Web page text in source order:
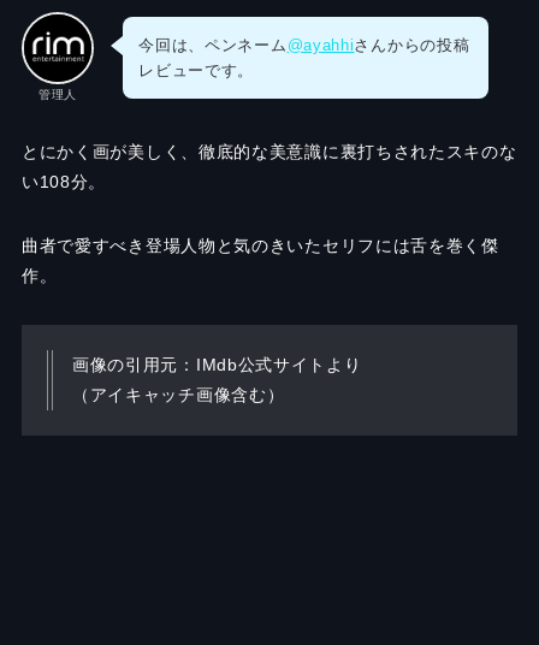
管理人
今回は、ペンネーム @ayahhiさんからの投稿
レビューです。
とにかく画が美しく、徹底的な美意識に裏打ちされたスキのな
い108分。
曲者で愛すべき登場人物と気のきいたセリフには舌を巻く傑
作。
画像の引用元：IMdb公式サイトより
（アイキャッチ画像含む）